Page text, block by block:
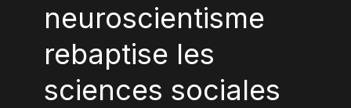
neuroscientisme
rebaptise les
sciences sociales